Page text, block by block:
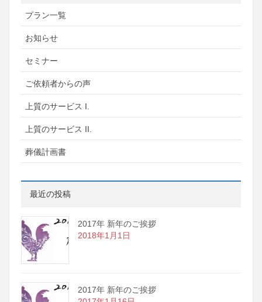
プラン一覧
お知らせ
セミナー
ご依頼者からの声
上質のサービス I.
上質のサービス II.
葬儀計画書
最近の投稿
2017年 新年のご挨拶
2018年1月1日
2017年 新年のご挨拶